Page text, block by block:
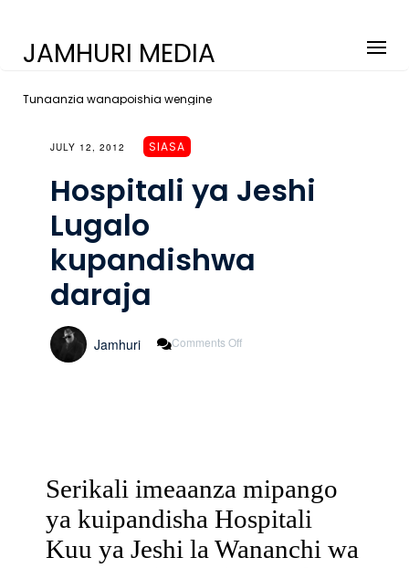
JAMHURI MEDIA
Tunaanzia wanapoishia wengine
JULY 12, 2012 SIASA
Hospitali ya Jeshi
Lugalo
kupandishwa
daraja
Jamhuri Comments Off
Serikali imeaanza mipango
ya kuipandisha Hospitali
Kuu ya Jeshi la Wananchi wa